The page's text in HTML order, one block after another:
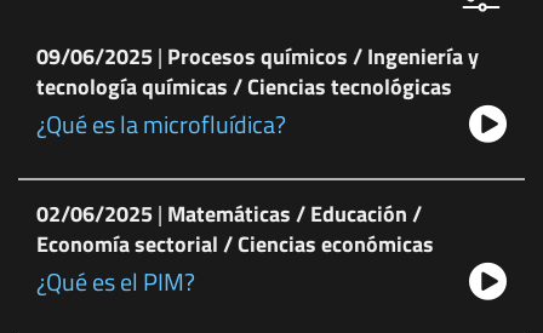
09/06/2025| Procesos químicos / Ingeniería y
tecnología químicas / Ciencias tecnológicas
¿Qué es la microfluídica?
02/06/2025| Matemáticas / Educación /
Economía sectorial / Ciencias económicas
¿Qué es el PIM?